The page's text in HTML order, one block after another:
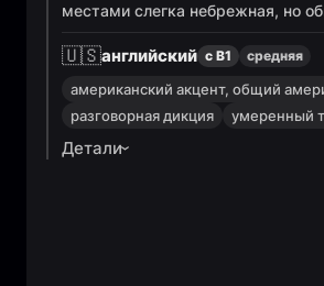
местами слегка небрежная, но
🇺🇸английский с B1 средняя
американский акцент, общий
разговорная дикция
умеренный
Детали